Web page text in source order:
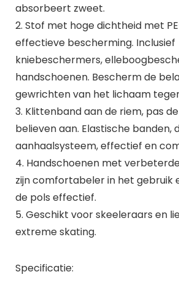
absorbeert zweet.
2. Stof met hoge dichtheid met
effectieve bescherming. Inclusief
kniebeschermers,
handschoenen. Bescherm de
gewrichten van het lichaam
3. Klittenband aan de riem, pas
believen aan. Elastische banden,
aanhaalsysteem, effectief en
4. Handschoenen met
zijn comfortabeler in het gebruik
de pols effectief.
5. Geschikt voor skeeleraars en
extreme skating.
Specificatie: